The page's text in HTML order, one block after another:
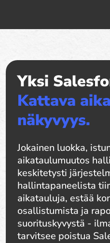
Yksi
Kattava
näkyvyys.
Jokainen luokka,
aikataulumuutos
keskitetysti
hallintapaneelista
aikatauluja, estää
osallistumista ja
suorituskyvystä -
tarvitsee poistua